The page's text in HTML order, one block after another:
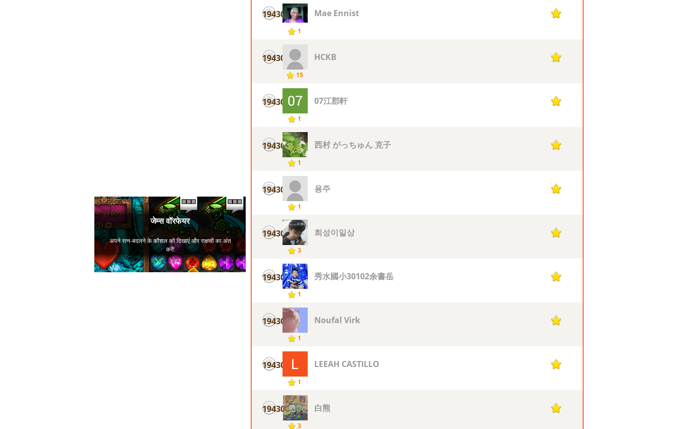
19430
1
Mae Ennist 1
19430
15
HCKB 1
19430
1
07江郡軒 1
19430
1
西村 がっちゅん 克子 1
19430
1
용주 1
19430
3
희성이일상 1
19430
1
秀水國小30102余書岳 1
19430
1
Noufal Virk 1
19430
1
LEEAH CASTILLO 1
19430
3
白熊 1